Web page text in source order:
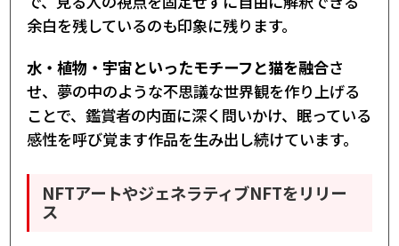
余白を残しているのも印象に残ります。
水・植物・宇宙といったモチーフと猫を融合さ
せ、夢の中のような不思議な世界観を作り上げる
ことで、鑑賞者の内面に深く問いかけ、眠っている
感性を呼び覚ます作品を生み出し続けています。
NFTアートやジェネラティブNFTをリリー
ス